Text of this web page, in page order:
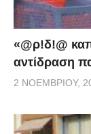
«@ρ!δ!@
αντίδραση
2 ΝΟΕΜΒΡΊΟΥ,